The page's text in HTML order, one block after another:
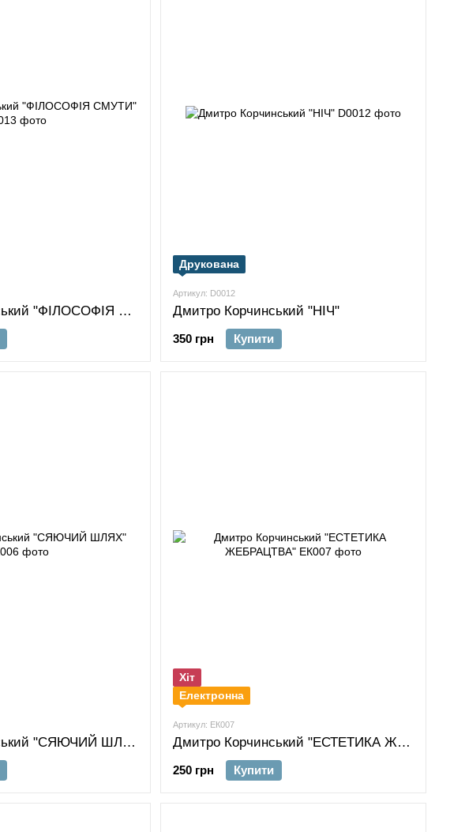
Дмитро Корчинський "ФІЛОСОФІЯ СМУТИ"
Друкована
Артикул: D0012
Дмитро Корчинський "НІЧ"
350 грн Купити
Дмитро Корчинський "СЯЮЧИЙ ШЛЯХ"
Хіт
Електронна
Артикул: ЕК007
Дмитро Корчинський "ЕСТЕТИКА ЖЕБРАЦТВА"
250 грн Купити